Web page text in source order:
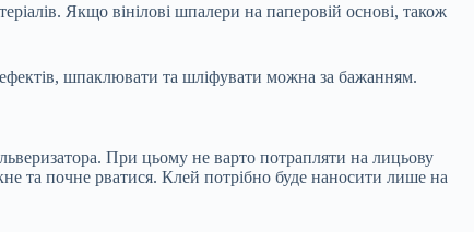
Якщо вінілові шпалери на паперовій основі, також
шпаклювати та шліфувати можна за бажанням.
При цьому не варто потрапляти на лицьову
та почне рватися. Клей потрібно буде наносити лише на